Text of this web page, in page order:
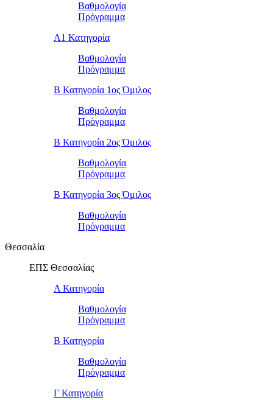
Βαθμολογία
Πρόγραμμα
Α1 Κατηγορία
Βαθμολογία
Πρόγραμμα
Β Κατηγορία 1ος Όμιλος
Βαθμολογία
Πρόγραμμα
Β Κατηγορία 2ος Όμιλος
Βαθμολογία
Πρόγραμμα
Β Κατηγορία 3ος Όμιλος
Βαθμολογία
Πρόγραμμα
Θεσσαλία
ΕΠΣ Θεσσαλίας
Α Κατηγορία
Βαθμολογία
Πρόγραμμα
Β Κατηγορία
Βαθμολογία
Πρόγραμμα
Γ Κατηγορία